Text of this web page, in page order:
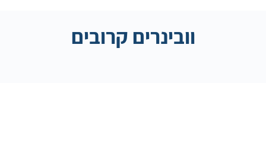
וובינרים קרובים